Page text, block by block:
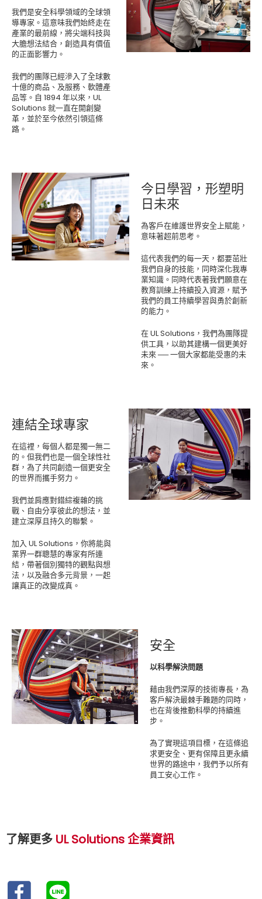
我們是安全科學領域的全球領
導專家。這意味我們始終走在
產業的最前線，將尖端科技與
大膽想法結合，創造具有價值
的正面影響力。
我們的團隊已經滲入了全球數
十億的商品、及服務、軟體產
品等。自 1894 年以來，UL
Solutions 就一直在開創變
革，並於至今依然引領這條
路。
今日學習，形塑明
日未來
為客戶在維護世界安全上賦能，
意味著超前思考。
這代表我們的每一天，都要茁壯
我們自身的技能，同時深化我專
業知識。同時代表著我們願意在
教育訓練上持續投入資源，賦予
我們的員工持續學習與勇於創新
的能力。
在 UL Solutions，我們為團隊提
供工具，以助其建構一個更美好
未來 ── 一個大家都能受惠的未
來。
連結全球專家
在這裡，每個人都是獨一無二
的。但我們也是一個全球性社
群，為了共同創造一個更安全
的世界而攜手努力。
我們並肩應對錯綜複雜的挑
戰、自由分享彼此的想法，並
建立深厚且持久的聯繫。
加入 UL Solutions，你將能與
業界一群聰慧的專家有所連
結，帶著個別獨特的觀點與想
法，以及融合多元背景，一起
讓真正的改變成真。
安全
以科學解決問題
藉由我們深厚的技術專長，為
客戶解決最棘手難題的同時，
也在背後推動科學的持續進
步。
為了實現這項目標，在這條追
求更安全、更有保障且更永續
世界的路途中，我們予以所有
員工安心工作。
了解更多 UL Solutions 企業資訊